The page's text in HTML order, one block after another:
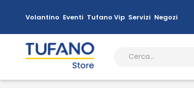
Volantino Eventi Tufano Vip Servizi Negozi